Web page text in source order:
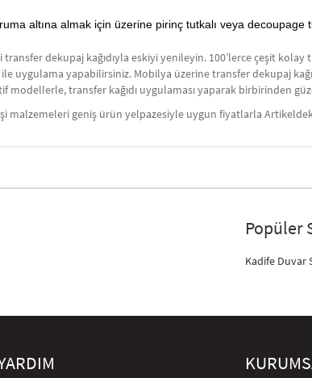
altına almak için üzerine pirinç tutkalı veya decoupage
transfer dekupaj kağıdıyla eskiyi yenileyin. 100’lerce çeşit
ile uygulama yapabilirsiniz. Mobilya üzerine transfer dekupaj
transfer kağıdı uygulaması yaparak birbirinden
malzemeleri geniş ürün yelpazesiyle uygun fiyatlarla
Popüler
Kadife Duvar